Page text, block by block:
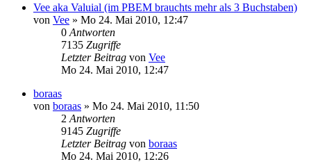
Vee aka Valuial (im PBEM brauchts mehr als 3 Buchstaben)
von Vee » Mo 24. Mai 2010, 12:47
0 Antworten
7135 Zugriffe
Letzter Beitrag von Vee
Mo 24. Mai 2010, 12:47
boraas
von boraas » Mo 24. Mai 2010, 11:50
2 Antworten
9145 Zugriffe
Letzter Beitrag von boraas
Mo 24. Mai 2010, 12:26